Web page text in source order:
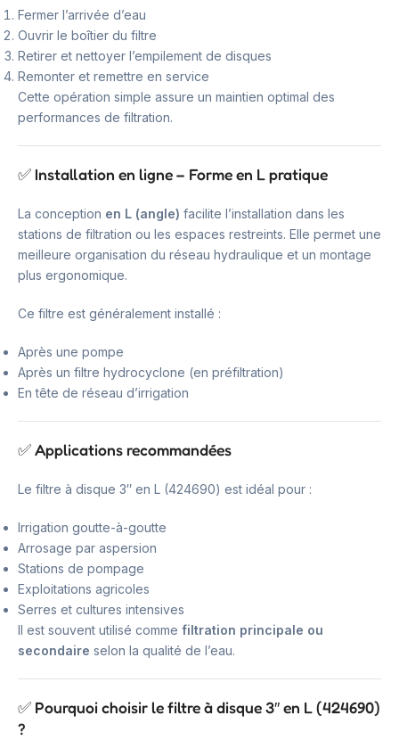
Fermer l’arrivée d’eau
Ouvrir le boîtier du filtre
Retirer et nettoyer l’empilement de disques
Remonter et remettre en service
Cette opération simple assure un maintien optimal des
performances de filtration.
✅ Installation en ligne – Forme en L pratique
La conception en L (angle) facilite l’installation dans les
stations de filtration ou les espaces restreints. Elle permet une
meilleure organisation du réseau hydraulique et un montage
plus ergonomique.
Ce filtre est généralement installé :
Après une pompe
Après un filtre hydrocyclone (en préfiltration)
En tête de réseau d’irrigation
✅ Applications recommandées
Le filtre à disque 3″ en L (424690) est idéal pour :
Irrigation goutte-à-goutte
Arrosage par aspersion
Stations de pompage
Exploitations agricoles
Serres et cultures intensives
Il est souvent utilisé comme filtration principale ou
secondaire selon la qualité de l’eau.
✅ Pourquoi choisir le filtre à disque 3″ en L (424690)
?